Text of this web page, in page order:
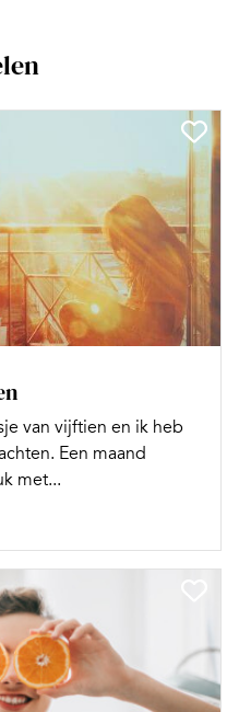
van vijftien en ik heb
Een maand
met...